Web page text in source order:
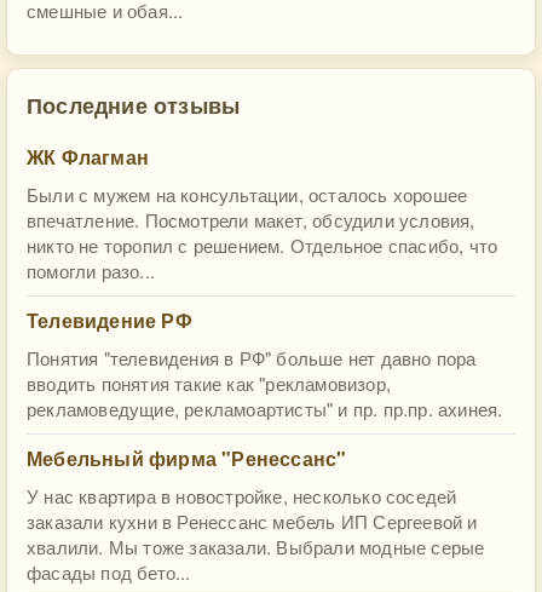
смешные и обая...
Последние отзывы
ЖК Флагман
Были с мужем на консультации, осталось хорошее
впечатление. Посмотрели макет, обсудили условия,
никто не торопил с решением. Отдельное спасибо, что
помогли разо...
Телевидение РФ
Понятия "телевидения в РФ" больше нет давно пора
вводить понятия такие как "рекламовизор,
рекламоведущие, рекламоартисты" и пр. пр.пр. ахинея.
Мебельный фирма "Ренессанс"
У нас квартира в новостройке, несколько соседей
заказали кухни в Ренессанс мебель ИП Сергеевой и
хвалили. Мы тоже заказали. Выбрали модные серые
фасады под бето...